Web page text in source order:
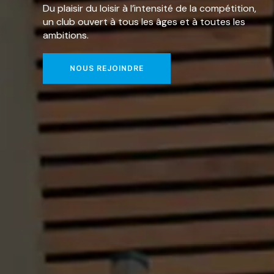
Duplaisirduloisirà l’intensité de la compétition,
unclubouvertàtouslesâgesetàtoutesles
ambitions.
NOUS REJOINDRE